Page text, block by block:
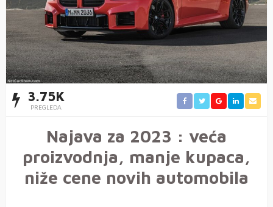
3.75K
PREGLEDA
Najava za 2023 : veća
proizvodnja, manje kupaca,
niže cene novih automobila